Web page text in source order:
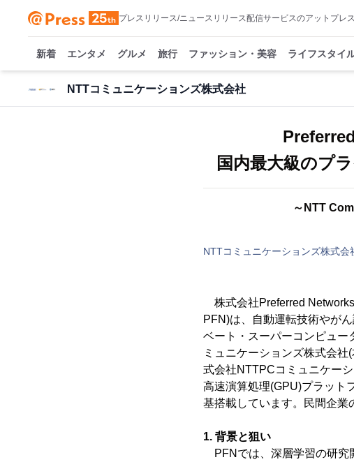
プレスリリース/ニュースリリース配信サービスのアットプレス
新着 エンタメ グルメ 旅行 ファッション・美容 ライフスタイ
NTTコミュニケーションズ株式会社
～NTT
NTTコミュニケーションズ株式会
株式会社Preferred
PFN)は、自動運転技術やが
ベート・スーパーコンピュー
ミュニケーションズ株式会
式会社NTTPCコミュニケー
高速演算処理(GPU)プラット
基搭載しています。民間企業
1. 背景と狙い
PFNでは、深層学習の研究